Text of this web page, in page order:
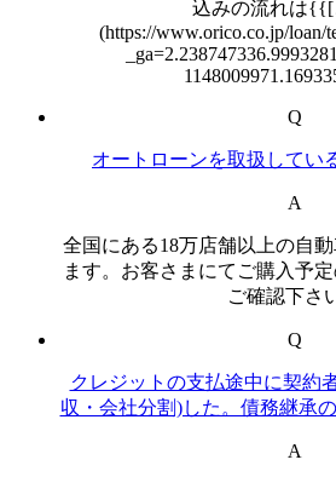
込みの流れは
(https://www.orico.co.jp/loan/
Q
オートローンを取扱してい
A
全国にある18万店舗以上の自
ます。お客さまにてご購入予
ご確認下さ
Q
クレジットの支払途中に契約
収・会社分割)した。債務継承
A